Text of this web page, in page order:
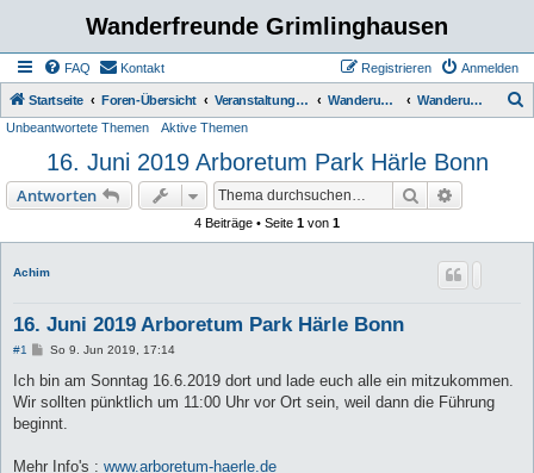
Wanderfreunde Grimlinghausen
FAQ Kontakt Anmelden
Registrieren
Startseite Foren-Übersicht Veranstaltungen / Wanderungen Wanderungen Wanderungen bis 5 km
Unbeantwortete Themen Aktive Themen
16. Juni 2019 Arboretum Park Härle Bonn
Antworten Suche
4 Beiträge • Seite 1 von 1
Achim
16. Juni 2019 Arboretum Park Härle Bonn
#1
B
i
r
a
So 9. Jun 2019, 17:14
Ich bin am Sonntag 16.6.2019 dort und lade euch alle ein mitzukommen.
Wir sollten pünktlich um 11:00 Uhr vor Ort sein, weil dann die Führung
beginnt.
Mehr Info's : www.arboretum-haerle.de